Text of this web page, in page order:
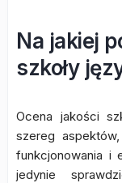
Na jakiej
szkoły
Ocena jakości
szereg
funkcjonowania i
jedynie